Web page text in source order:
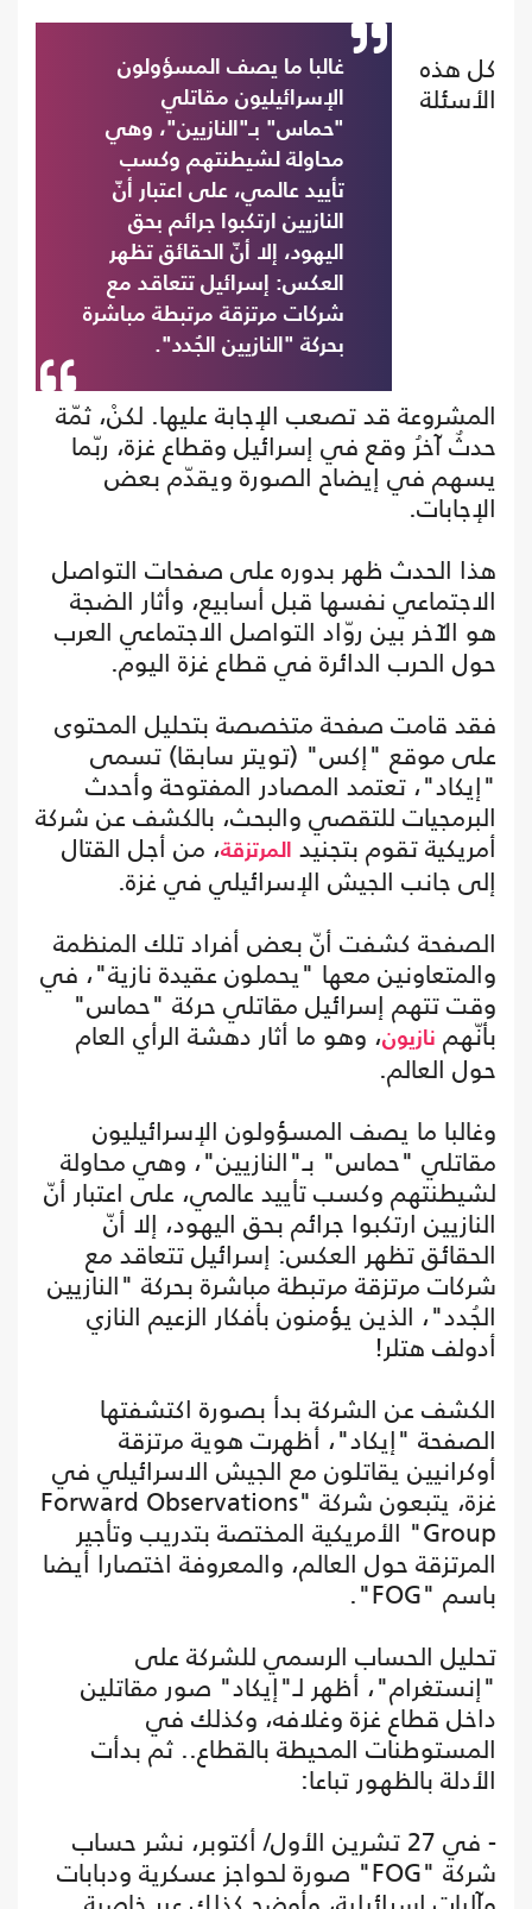
غالبا ما يصف المسؤولون
الإسرائيليون مقاتلي
"حماس" بـ"النازيين"، وهي
محاولة لشيطنتهم وكسب
تأييد عالمي، على اعتبار أنّ
النازيين ارتكبوا جرائم بحق
اليهود، إلا أنّ الحقائق تظهر
العكس: إسرائيل تتعاقد مع
شركات مرتزقة مرتبطة مباشرة
بحركة "النازيين الجُدد".
كل هذه
الأسئلة
المشروعة قد تصعب الإجابة عليها. لكنْ، ثمّة
حدثٌ آخرُ وقع في إسرائيل وقطاع غزة، ربّما
يسهم في إيضاح الصورة ويقدّم بعض
الإجابات.
هذا الحدث ظهر بدوره على صفحات التواصل
الاجتماعي نفسها قبل أسابيع، وأثار الضجة
هو الآخر بين روّاد التواصل الاجتماعي العرب
حول الحرب الدائرة في قطاع غزة اليوم.
فقد قامت صفحة متخصصة بتحليل المحتوى
على موقع "إكس" (تويتر سابقا) تسمى
"إيكاد"، تعتمد المصادر المفتوحة وأحدث
البرمجيات للتقصي والبحث، بالكشف عن شركة
أمريكية تقوم بتجنيد المرتزقة، من أجل القتال
إلى جانب الجيش الإسرائيلي في غزة.
الصفحة كشفت أنّ بعض أفراد تلك المنظمة
والمتعاونين معها "يحملون عقيدة نازية"، في
وقت تتهم إسرائيل مقاتلي حركة "حماس"
بأنّهم نازيون، وهو ما أثار دهشة الرأي العام
حول العالم.
وغالبا ما يصف المسؤولون الإسرائيليون
مقاتلي "حماس" بـ"النازيين"، وهي محاولة
لشيطنتهم وكسب تأييد عالمي، على اعتبار أنّ
النازيين ارتكبوا جرائم بحق اليهود، إلا أنّ
الحقائق تظهر العكس: إسرائيل تتعاقد مع
شركات مرتزقة مرتبطة مباشرة بحركة "النازيين
الجُدد"، الذين يؤمنون بأفكار الزعيم النازي
أدولف هتلر!
الكشف عن الشركة بدأ بصورة اكتشفتها
الصفحة "إيكاد"، أظهرت هوية مرتزقة
أوكرانيين يقاتلون مع الجيش الاسرائيلي في
غزة، يتبعون شركة "Forward Observations
Group" الأمريكية المختصة بتدريب وتأجير
المرتزقة حول العالم، والمعروفة اختصارا أيضا
باسم "FOG".
تحليل الحساب الرسمي للشركة على
"إنستغرام"، أظهر لـ"إيكاد" صور مقاتلين
داخل قطاع غزة وغلافه، وكذلك في
المستوطنات المحيطة بالقطاع.. ثم بدأت
الأدلة بالظهور تباعا:
- في 27 تشرين الأول/ أكتوبر، نشر حساب
شركة "FOG" صورة لحواجز عسكرية ودبابات